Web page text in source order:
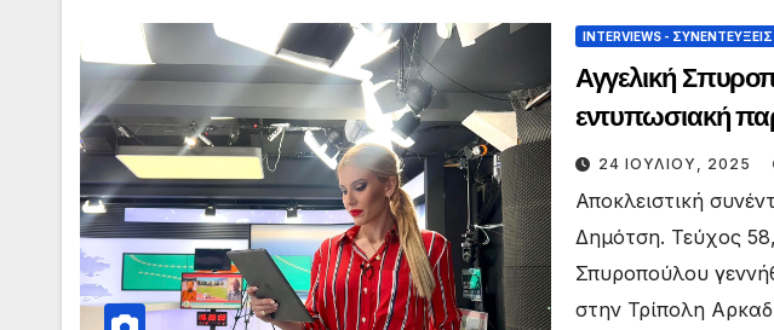
INTERVIEWS - ΣΥΝΕΝΤΕΎΞΕΙΣ
Αγγελική
εντυπωσιακή
Ionian TV
24 ΙΟΥΛΊΟΥ, 2025
Αποκλειστική
Δημότση. Τεύχος
Σπυροπούλου
στην Τρίπολη